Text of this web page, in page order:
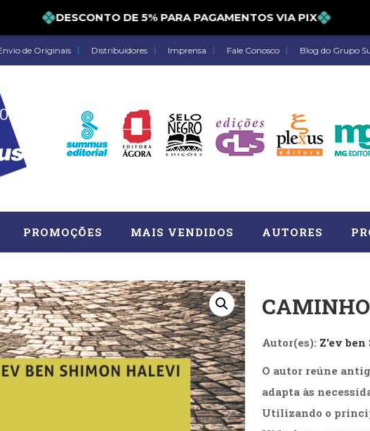
DESCONTO DE 5% PARA PAGAMENTOS VIA PIX
de Originais Distribuidores Imprensa Fale Conosco Blog do Grupo
RH (77) Astrologia (27)
Biografias, Depoimentos, Vivências
Comportamento (418)
(226)
Crescimento Interior (222)
(14)
Economia, Negócios (31)
(39)
Fisioterapia (47)
(93)
Jornalismo (57)
(11)
Literatura, Ficção, Ensaios (69)
PROMOÇÕES MAIS VENDIDOS AUTORES
Autor(es): Z'ev
O autor reúne
adapta às
Utilizando o